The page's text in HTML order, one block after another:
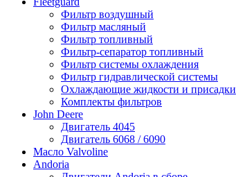
Фильтр воздушный
Фильтр масляный
Фильтр топливный
Фильтр-сепаратор топливный
Фильтр системы охлаждения
Фильтр гидравлической системы
Охлаждающие жидкости и присадки
Комплекты фильтров
John Deere
Двигатель 4045
Двигатель 6068 / 6090
Масло Valvoline
Andoria